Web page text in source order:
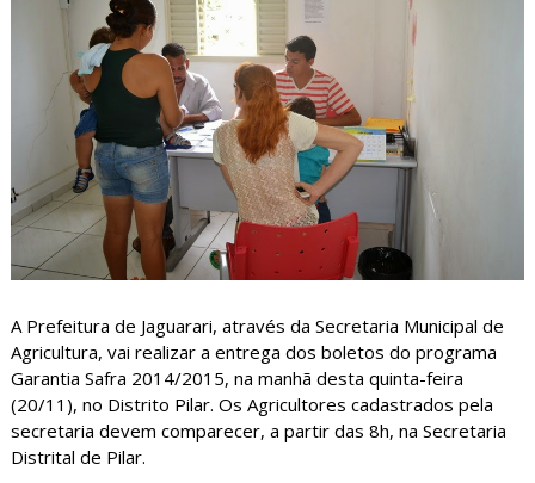
A Prefeitura de Jaguarari, através da Secretaria Municipal de
Agricultura, vai realizar a entrega dos boletos do programa
Garantia Safra 2014/2015, na manhã desta quinta-feira
(20/11), no Distrito Pilar. Os Agricultores cadastrados pela
secretaria devem comparecer, a partir das 8h, na Secretaria
Distrital de Pilar. ​